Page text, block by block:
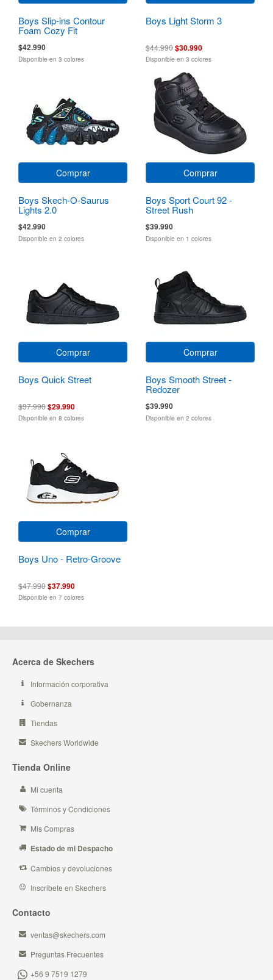
Boys Slip-ins Contour
Foam Cozy Fit
$42.990
Disponible en 3 colores
Boys Light Storm 3
$44.990$30.990
Disponible en 3 colores
Comprar
Boys Skech-O-Saurus
Lights 2.0
$42.990
Disponible en 2 colores
Comprar
Boys Sport Court 92 -
Street Rush
$39.990
Disponible en 1 colores
Comprar
Boys Quick Street
$37.990$29.990
Disponible en 8 colores
Comprar
Boys Smooth Street -
Redozer
$39.990
Disponible en 2 colores
Comprar
Boys Uno - Retro-Groove
$47.990$37.990
Disponible en 7 colores
Acerca de Skechers
Información corporativa
Gobernanza
Tiendas
Skechers Worldwide
Tienda Online
Mi cuenta
Términos y Condiciones
Mis Compras
Estado de mi Despacho
Cambios y devoluciones
Inscribete en Skechers
Contacto
ventas@skechers.com
Preguntas Frecuentes
+56 9 7519 1279